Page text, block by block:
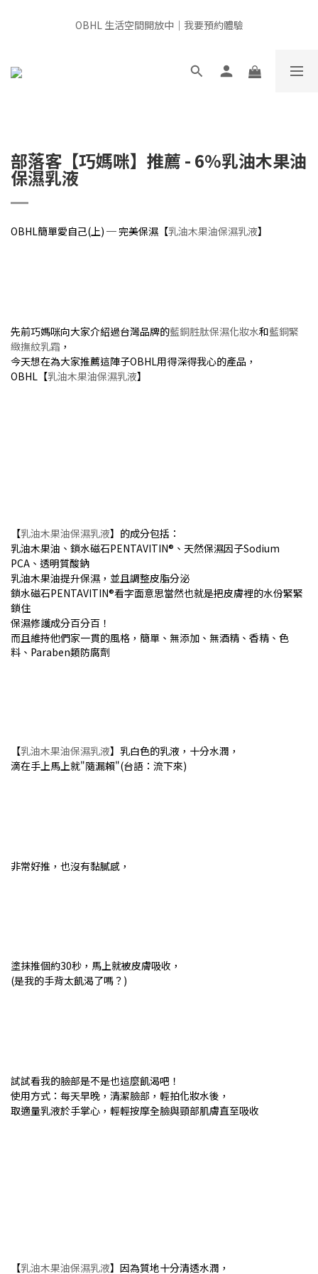
OBHL 生活空間開放中｜我要預約體驗
📍非經由官方或授權通路販售，產品來源無法確認，請審慎選購，
部落客【巧媽咪】 推薦 - 6%乳油木果油
保濕乳液
OBHL簡單愛自己(上) ─ 完美保濕【乳油木果油保濕乳液】
先前巧媽咪向大家介紹過台灣品牌的藍銅胜肽保濕化妝水和藍銅緊
緻撫紋乳霜 ，
今天想在為大家推薦這陣子OBHL用得深得我心的產品，
OBHL【乳油木果油保濕乳液】
【乳油木果油保濕乳液】的成分包括：
乳油木果油、鎖水磁石PENTAVITIN®️、天然保濕因子Sodium
PCA、透明質酸鈉
乳油木果油提升保濕，並且調整皮脂分泌
鎖水磁石PENTAVITIN®️看字面意思當然也就是把皮膚裡的水份緊緊
鎖住
保濕修護成分百分百！
而且維持他們家一貫的風格，簡單、無添加、無酒精、香精、色
料、Paraben類防腐劑
【乳油木果油保濕乳液】乳白色的乳液，十分水潤，
滴在手上馬上就"隨漏賴"(台語：流下來)
非常好推，也沒有黏膩感，
塗抹推個約30秒，馬上就被皮膚吸收，
(是我的手背太飢渴了嗎？)
試試看我的臉部是不是也這麼飢渴吧！
使用方式：每天早晚，清潔臉部，輕拍化妝水後，
取適量乳液於手掌心，輕輕按摩全臉與頸部肌膚直至吸收
【乳油木果油保濕乳液】因為質地十分清透水潤，